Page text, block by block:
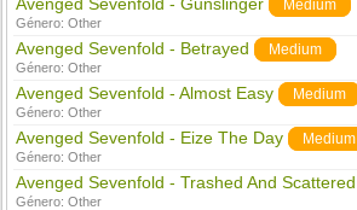
Medium
Género:Other
Avenged Sevenfold - Betrayed Medium
Género:Other
Avenged Sevenfold - Almost Easy Medium
Género:Other
Avenged Sevenfold - Eize The Day Medium
Género:Other
Avenged Sevenfold - Trashed And Scattered
Género:Other